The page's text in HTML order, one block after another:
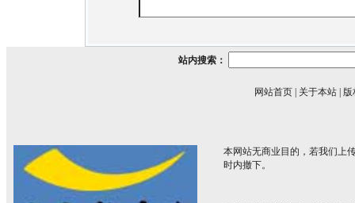
站内搜索：
网站首页 关于本站 版
本网站无商业目的，若我们上
时内撤下。